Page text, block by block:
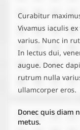
Curabitur
Vivamus iaculis
varius. Nunc in
In lectus dui,
augue. Donec
rutrum nulla
ullamcorper eros.
Donec quis diam
metus.